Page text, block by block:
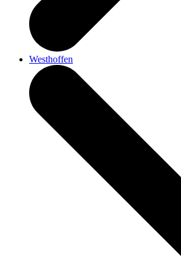
Westhoffen